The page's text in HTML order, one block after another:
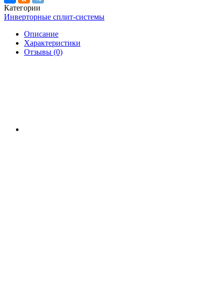
Категории
Инверторные сплит-системы
Описание
Характеристики
Отзывы (0)